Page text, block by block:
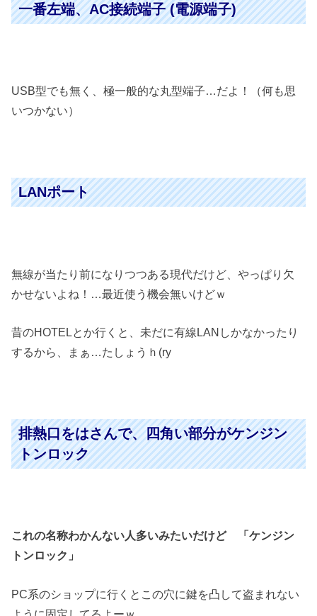
一番左端、AC接続端子 (電源端子)
USB型でも無く、極一般的な丸型端子…だよ！（何も思
いつかない）
LANポート
無線が当たり前になりつつある現代だけど、やっぱり欠
かせないよね！…最近使う機会無いけどｗ
昔のHOTELとか行くと、未だに有線LANしかなかったり
するから、まぁ…たしょうｈ(ry
排熱口をはさんで、四角い部分がケンジン
トンロック
これの名称わかんない人多いみたいだけど 「ケンジン
トンロック」
PC系のショップに行くとこの穴に鍵を凸して盗まれない